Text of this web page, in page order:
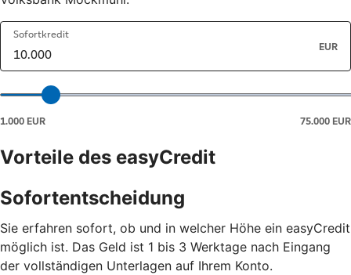
Vorteile des easyCredit
Sofortentscheidung
Sie erfahren sofort, ob und in welcher Höhe ein easyCredit
möglich ist. Das Geld ist 1 bis 3 Werktage nach Eingang
der vollständigen Unterlagen auf Ihrem Konto.